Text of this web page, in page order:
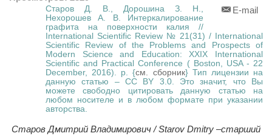
E-mail
Старов Д. В., Дорошина З. Н.,
Нехорошев А. В. Интеркалирование
графита на поверхности калия //
International Scientific Review № 21(31) / International
Scientific Review of the Problems and Prospects of
Modern Science and Education: XXIX International
Scientific and Practical Conference ( Boston, USA - 22
December, 2016). p. {см. сборник} Тип лицензии на
данную статью – CC BY 3.0. Это значит, что Вы
можете свободно цитировать данную статью на
любом носителе и в любом формате при указании
авторства.
Старов Дмитрий Владимирович / Starov Dmitry –старший